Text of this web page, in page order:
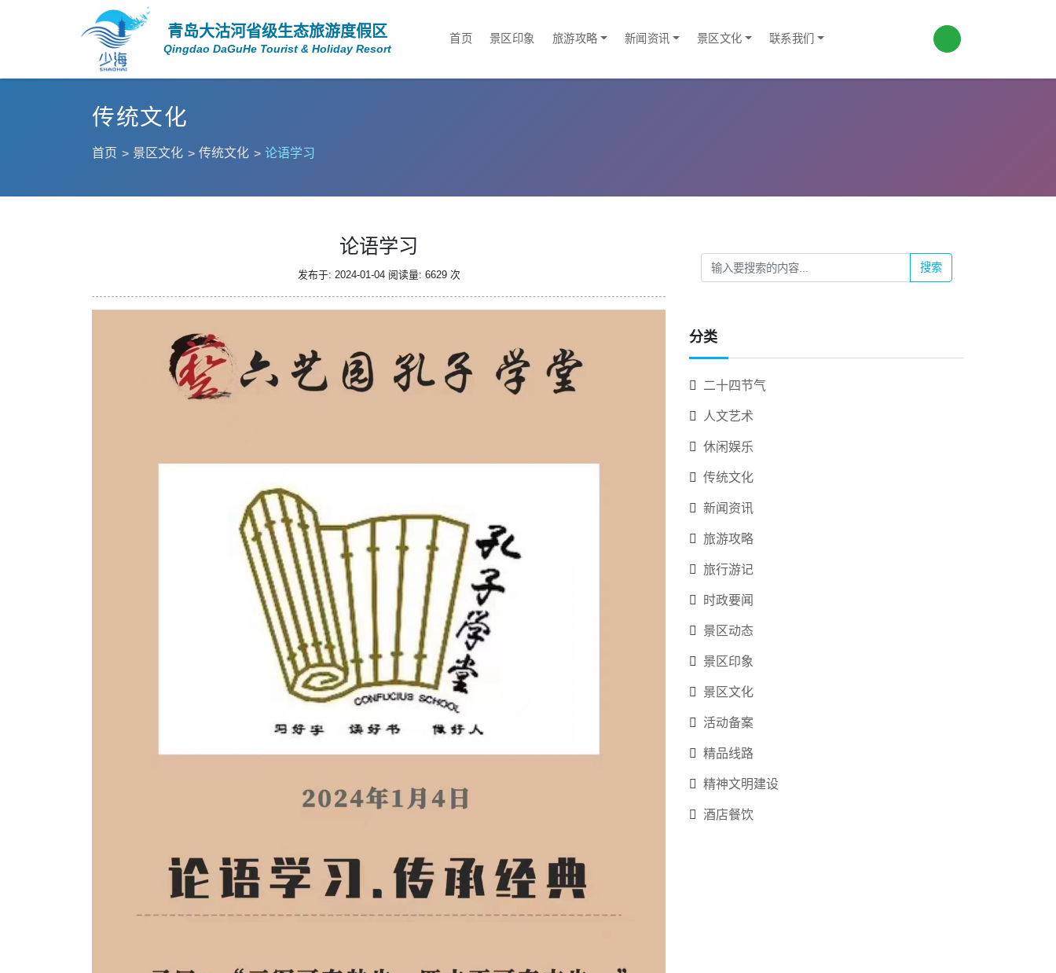
青岛大沽河省级生态旅游度假区
Qingdao DaGuHe Tourist & Holiday Resort
首页 景区印象 旅游攻略 新闻资讯 景区文化 联系我们
传统文化
首页 景区文化 传统文化 论语学习
论语学习
发布于: 2024-01-04 阅读量: 6629 次
搜索
分类
二十四节气
人文艺术
休闲娱乐
传统文化
新闻资讯
旅游攻略
旅行游记
时政要闻
景区动态
景区印象
景区文化
活动备案
精品线路
精神文明建设
酒店餐饮